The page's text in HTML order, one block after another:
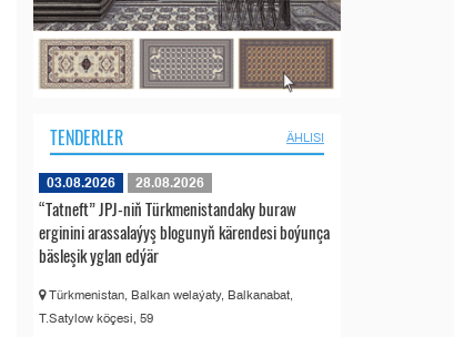
TENDERLER ÄHLISI
03.08.2026 28.08.2026
“Tatneft” JPJ-niň Türkmenistandaky buraw
erginini arassalaýyş blogunyň kärendesi boýunça
bäsleşik yglan edýär
Türkmenistan, Balkan welaýaty, Balkanabat,
T.Satylow köçesi, 59